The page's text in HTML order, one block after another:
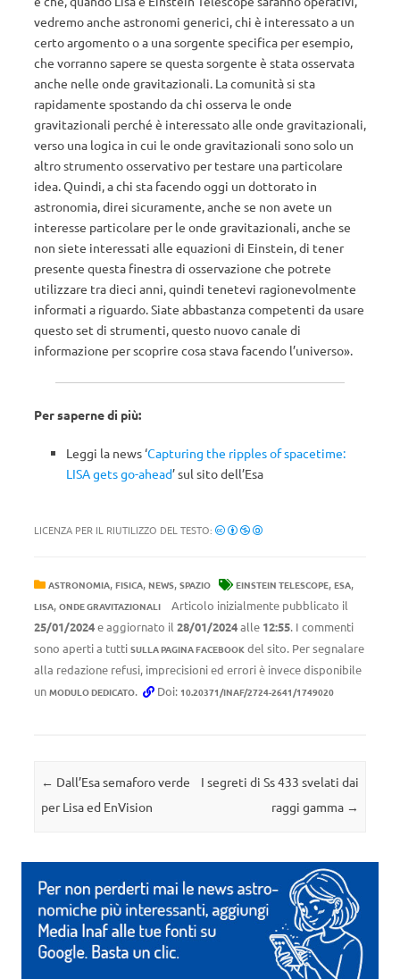
vedremo anche astronomi generici, chi è interessato a un
certo argomento o a una sorgente specifica per esempio,
che vorranno sapere se questa sorgente è stata osservata
anche nelle onde gravitazionali. La comunità si sta
rapidamente spostando da chi osserva le onde
gravitazionali perché è interessato alle onde gravitazionali,
verso una logica in cui le onde gravitazionali sono solo un
altro strumento osservativo per testare una particolare
idea. Quindi, a chi sta facendo oggi un dottorato in
astronomia, direi sicuramente, anche se non avete un
interesse particolare per le onde gravitazionali, anche se
non siete interessati alle equazioni di Einstein, di tener
presente questa finestra di osservazione che potrete
utilizzare tra dieci anni, quindi tenetevi ragionevolmente
informati a riguardo. Siate abbastanza competenti da usare
questo set di strumenti, questo nuovo canale di
informazione per scoprire cosa stava facendo l’universo».
Per saperne di più:
Leggi la news ‘Capturing the ripples of spacetime:
LISA gets go-ahead’ sul sito dell’Esa
LICENZA PER IL RIUTILIZZO DEL TESTO:
ASTRONOMIA, FISICA, NEWS, SPAZIO EINSTEIN TELESCOPE, ESA,
LISA, ONDE GRAVITAZIONALI
Articolo inizialmente pubblicato il
25/01/2024e aggiornato il 28/01/2024alle 12:55. I commenti
sono aperti a tutti SULLA PAGINA FACEBOOK del sito. Per segnalare
alla redazione refusi, imprecisioni ed errori è invece disponibile
un MODULO DEDICATO. Doi: 10.20371/INAF/2724-2641/1749020
Navigazione articolo
← Dall’Esa semaforo verde
per Lisa ed EnVision
I segreti di Ss 433 svelati dai
raggi gamma →